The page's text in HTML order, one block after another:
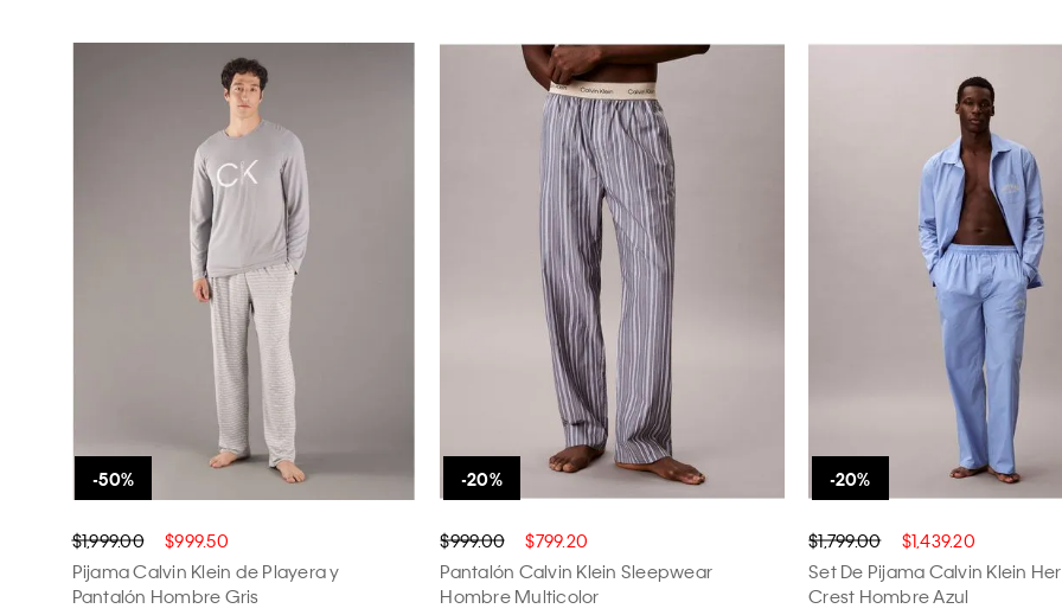
$1,999.00 $999.50
Pijama Calvin Klein de Playera y
Pantalón Hombre Gris
$999.00 $799.20
Pantalón Calvin Klein Sleepwear
Hombre Multicolor
$1,799.00 $1,439.20
Set De Pijama Calvin Klein
Crest Hombre Azul